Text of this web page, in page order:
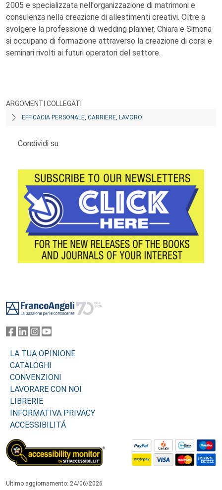
2005 e specializzata nell'organizzazione di matrimoni e
consulenza nella creazione di allestimenti creativi. Oltre a
svolgere la professione di wedding planner, Chiara e Simona
si occupano di formazione attraverso la creazione di corsi e
seminari rivolti ai futuri operatori del settore.
ARGOMENTI COLLEGATI
EFFICACIA PERSONALE, CARRIERE, LAVORO
Condividi su:
LA TUA OPINIONE
CATALOGHI
CONVENZIONI
LAVORARE CON NOI
LIBRERIE
INFORMATIVA PRIVACY
ACCESSIBILITÁ
Ultimo aggiornamento: 24/06/2026